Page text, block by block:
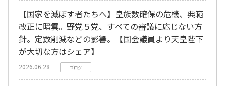
【国家を滅ぼす者たちへ】皇族数確保の危機、典範
改正に暗雲。野党５党、すべての審議に応じない方
針。定数削減などの影響。【国会議員より天皇陛下
が大切な方はシェア】
2026.06.28 ブログ